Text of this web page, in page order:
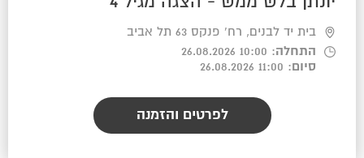
בית יד לבנים, רח' פנקס 63 תל אביב
התחלה: 10:00 26.08.2026
סיום : 11:00 26.08.2026
לפרטים והזמנה